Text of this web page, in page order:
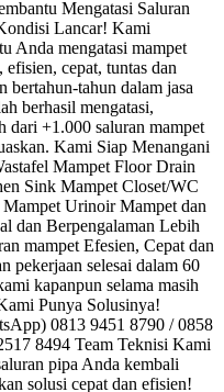
Mengatasi Saluran
Lancar! Kami
Anda mengatasi mampet
cepat, tuntas dan
tahun dalam jasa
berhasil mengatasi,
dari +1.000 saluran mampet
Kami Siap Menangani
Mampet Floor Drain
Sink Mampet Closet/WC
Urinoir Mampet dan
dan Berpengalaman Lebih
mampet Efesien, Cepat dan
pekerjaan selesai dalam 60
kapanpun selama masih
Punya Solusinya!
0813 9451 8790 / 0858
8494 Team Teknisi Kami
pipa Anda kembali
solusi cepat dan efisien!